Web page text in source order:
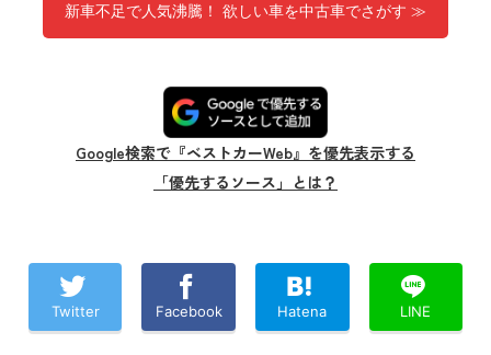
新車不足で人気沸騰！ 欲しい車を中古車でさがす ≫
Google検索で『ベストカーWeb』を優先表示する
「優先するソース」とは？
Twitter Facebook Hatena LINE